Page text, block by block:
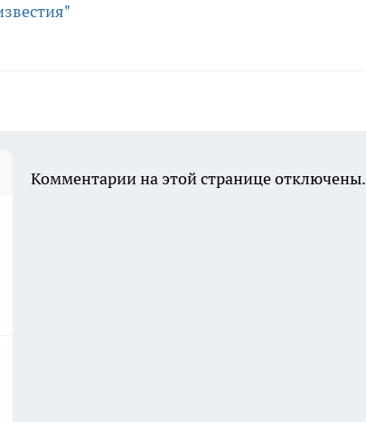
Комментарии на этой странице отключены.